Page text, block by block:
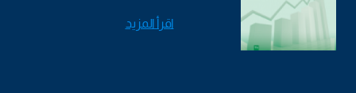
اقرأ المزيد